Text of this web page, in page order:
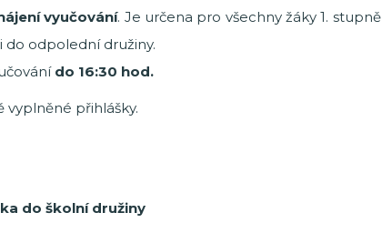
vyučování. Je určena pro všechny žáky 1. stupně
do odpolední družiny.
do 16:30 hod.
vyplněné přihlášky.
do školní družiny